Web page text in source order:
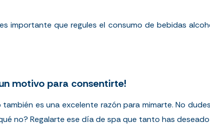
importante que regules el consumo de bebidas
motivo para consentirte!
también es una excelente razón para mimarte. No
no? Regalarte ese día de spa que tanto has